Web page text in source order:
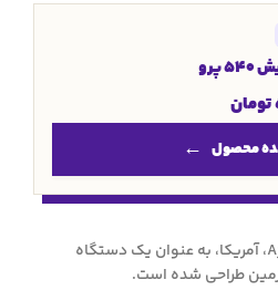
پرو
تومان
محصول
از شرکت معتبر Ajax Detectors، آمریکا، به عنوان یک دستگاه
طراحی شده است.